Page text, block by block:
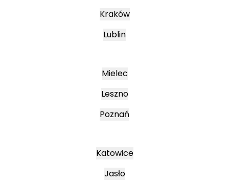
Kraków
Lublin
Mielec
Leszno
Poznań
Katowice
Jasło